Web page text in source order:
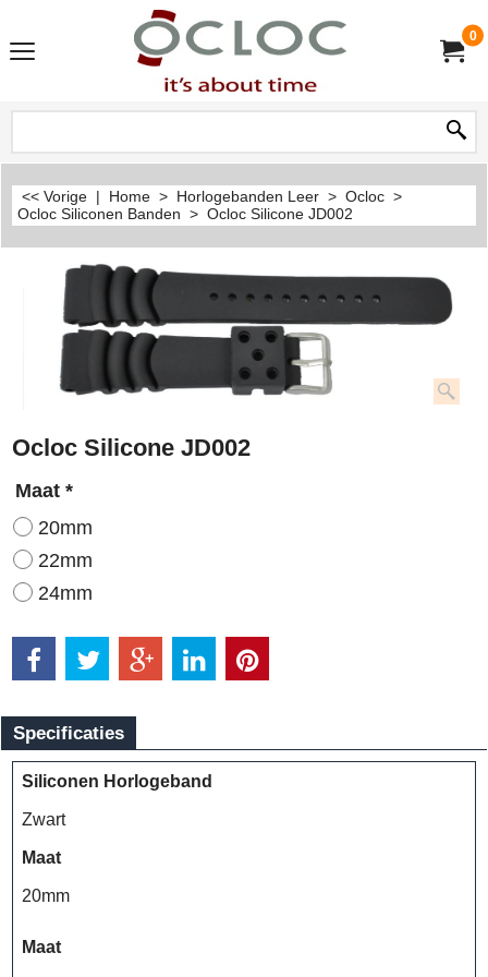
0
<< Vorige | Home > Horlogebanden Leer > Ocloc >
Ocloc Siliconen Banden > Ocloc Silicone JD002
Ocloc Silicone JD002
Maat *
20mm
22mm
24mm
Specificaties
Siliconen Horlogeband
Zwart
Maat
20mm
Maat